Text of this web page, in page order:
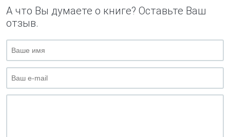
А что Вы думаете о книге? Оставьте Ваш
отзыв.